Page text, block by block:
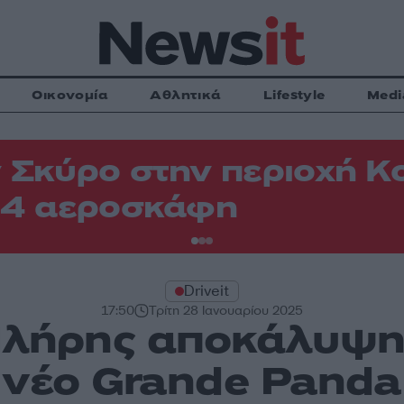
Οικονομία Αθλητικά Lifestyle
στην περιοχή
4 αεροσκάφη
Driveit
17:50 Τρίτη 28 Ιανουαρίου 2025
αποκάλυψη
νέο Grande Panda